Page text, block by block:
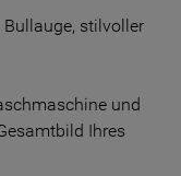
Bullauge, stilvoller
und
Ihres